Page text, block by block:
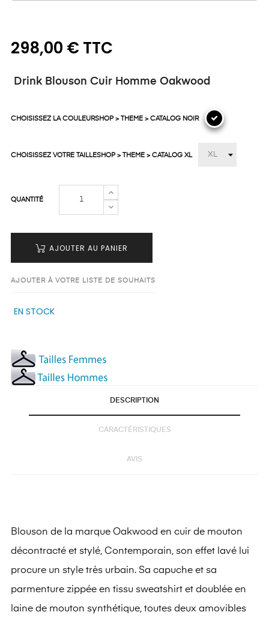
298,00 € TTC
Drink Blouson Cuir Homme Oakwood
CHOISISSEZ LA COULEURSHOP > THEME > CATALOG NOIR
CHOISISSEZ VOTRE TAILLESHOP > THEME > CATALOG XL
QUANTITÉ
AJOUTER AU PANIER
AJOUTER À VOTRE LISTE DE SOUHAITS
EN STOCK
DESCRIPTION
CARACTÉRISTIQUES
AVIS
Blouson de la marque Oakwood en cuir de mouton
décontracté et stylé, Contemporain, son effet lavé lui
procure un style très urbain. Sa capuche et sa
parmenture zippée en tissu sweatshirt et doublée en
laine de mouton synthétique, toutes deux amovibles